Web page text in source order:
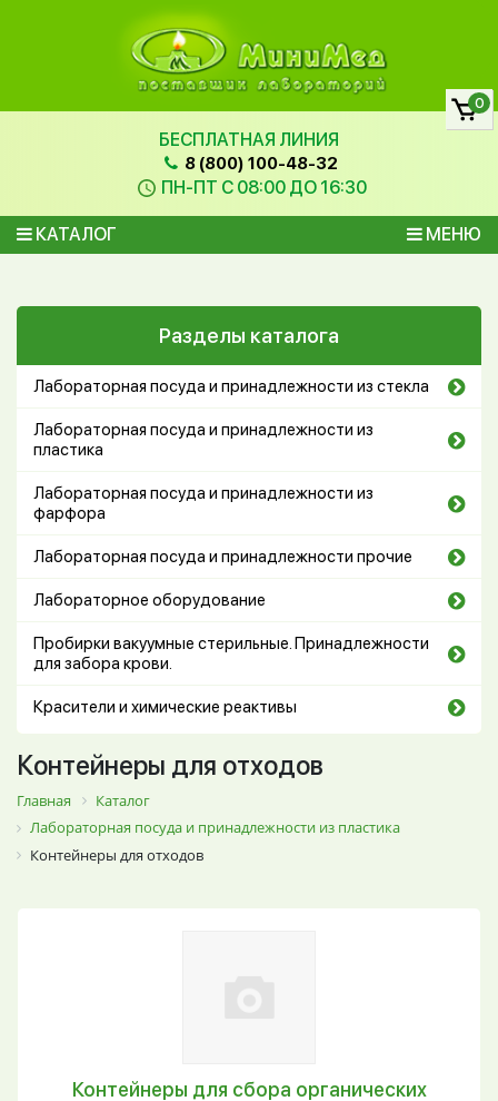
БЕСПЛАТНАЯ ЛИНИЯ
8 (800) 100-48-32
ПН-ПТ С 08:00 ДО 16:30
КАТАЛОГ МЕНЮ
0
Разделы каталога
Лабораторная посуда и принадлежности из стекла
Лабораторная посуда и принадлежности из
пластика
Лабораторная посуда и принадлежности из
фарфора
Лабораторная посуда и принадлежности прочие
Лабораторное оборудование
Пробирки вакуумные стерильные. Принадлежности
для забора крови.
Красители и химические реактивы
Контейнеры для отходов
Главная
Каталог
Лабораторная посуда и принадлежности из пластика
Контейнеры для отходов
Контейнеры для сбора органических